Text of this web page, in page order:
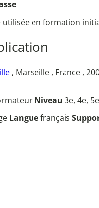
en formation
, Marseille , France ,
Niveau 3e, 4e,
Languefrançais